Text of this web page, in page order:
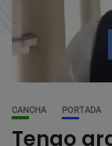
CANCHA PORTADA
Tengo